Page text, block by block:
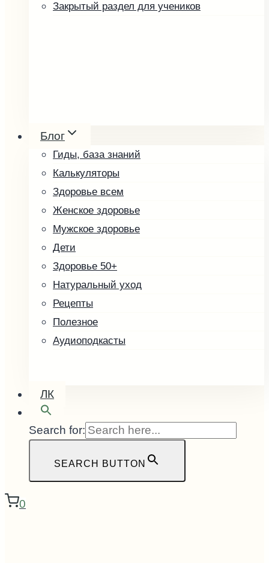
Косметика
Упаковка и оформление
Другие товары
Скоро в продаже
Кофе зелёный
Малины косточка
Закрытый раздел для учеников
Блог
Гиды, база знаний
Калькуляторы
Здоровье всем
Женское здоровье
Мужское здоровье
Дети
Здоровье 50+
Натуральный уход
Рецепты
Полезное
Аудиоподкасты
ЛК
Search for:
SEARCH BUTTON
0